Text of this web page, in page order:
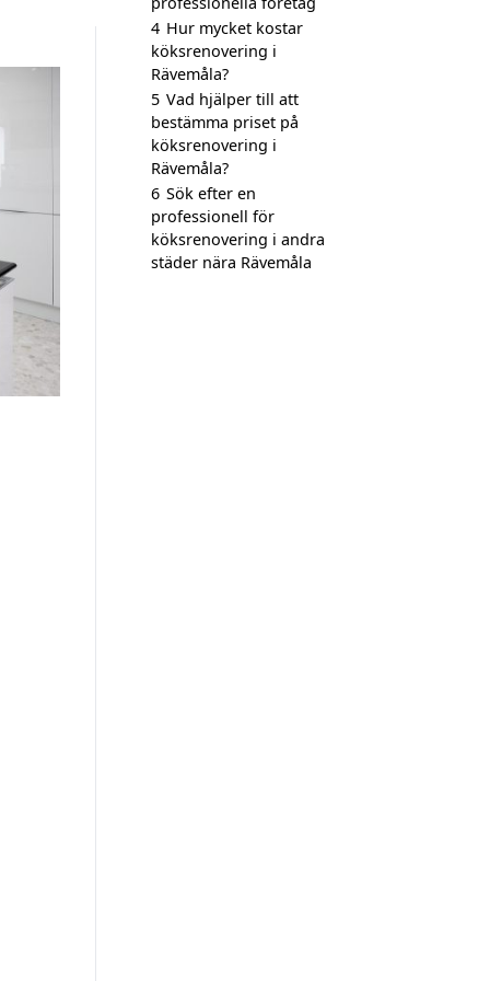
4 Hur mycket kostar
köksrenovering i
Rävemåla?
5 Vad hjälper till att
bestämma priset på
köksrenovering i
Rävemåla?
6 Sök efter en
professionell för
köksrenovering i andra
städer nära Rävemåla